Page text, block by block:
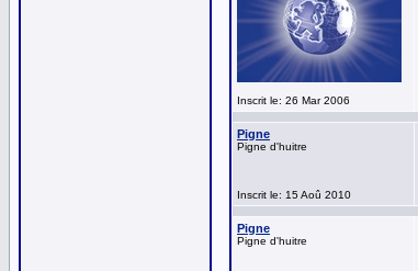
Inscrit le: 26 Mar 2006
Pigne
Pigne d'huitre
Inscrit le: 15 Aoû 2010
Pigne
Pigne d'huitre